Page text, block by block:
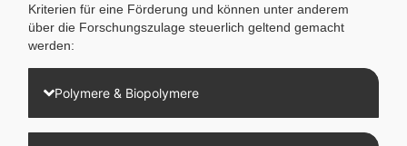
Kriterien für eine Förderung und können unter anderem
über die Forschungszulage steuerlich geltend gemacht
werden:
Polymere & Biopolymere